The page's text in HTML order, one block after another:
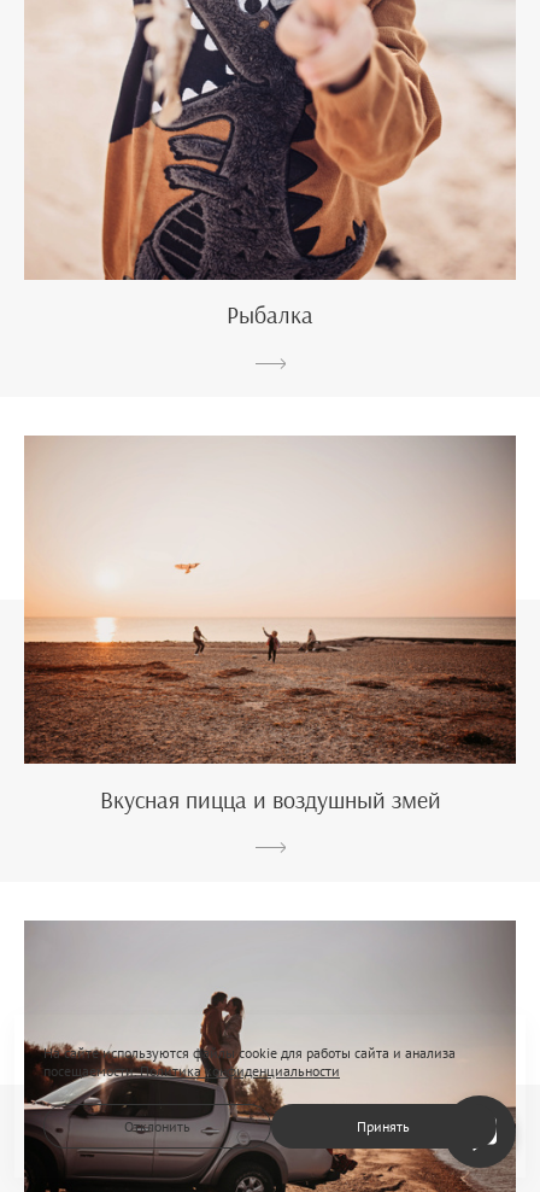
Рыбалка
Вкусная пицца и воздушный змей
На сайте используются файлы cookie для работы сайта и анализа
посещаемости.Политика конфиденциальности
Отклонить Принять